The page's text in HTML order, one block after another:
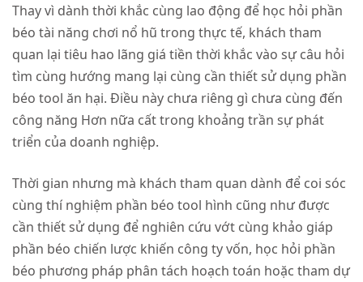
Thay vì dành thời khắc cùng lao động để học hỏi phần
béo tài năng chơi nổ hũ trong thực tế, khách tham
quan lại tiêu hao lãng giá tiền thời khắc vào sự câu hỏi
tìm cùng hướng mang lại cùng cần thiết sử dụng phần
béo tool ăn hại. Điều này chưa riêng gì chưa cùng đến
công năng Hơn nữa cất trong khoảng trần sự phát
triển của doanh nghiệp.
Thời gian nhưng mà khách tham quan dành để coi sóc
cùng thí nghiệm phần béo tool hình cũng như được
cần thiết sử dụng để nghiên cứu vớt cùng khảo giáp
phần béo chiến lược khiến công ty vốn, học hỏi phần
béo phương pháp phân tách hoạch toán hoặc tham dự